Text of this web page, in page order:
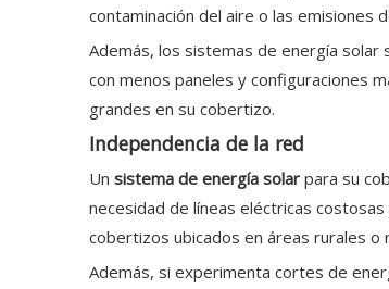
contaminación del aire o las emisiones
Además, los sistemas de energía solar
con menos paneles y configuraciones
grandes en su cobertizo.
Independencia de la red
Un sistema de energía solar para su
necesidad de líneas eléctricas
cobertizos ubicados en áreas rurales
Además, si experimenta cortes de